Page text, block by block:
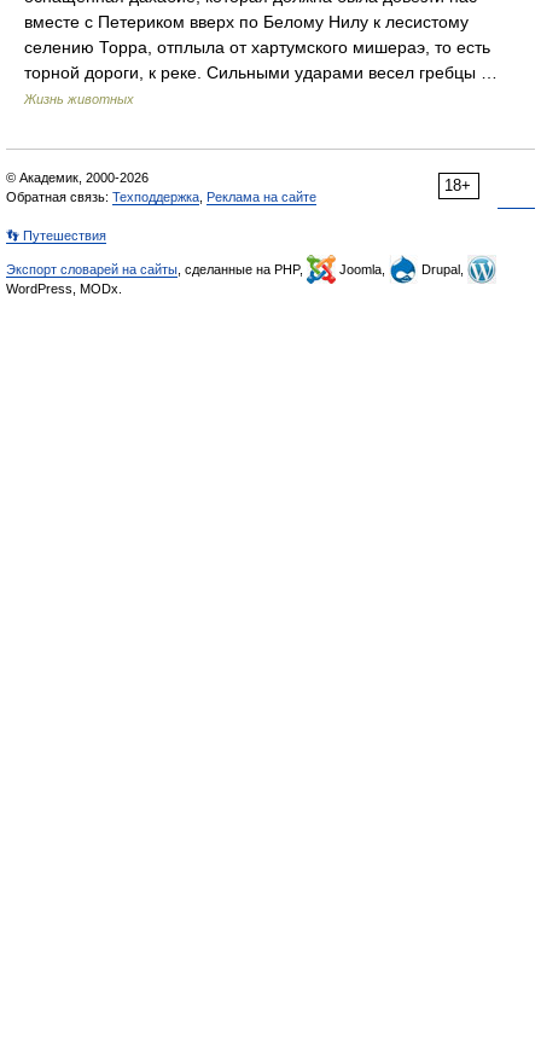
вместе с Петериком вверх по Белому Нилу к лесистому
селению Торра, отплыла от хартумского мишераэ, то есть
торной дороги, к реке. Сильными ударами весел гребцы …
Жизнь животных
18+
© Академик, 2000-2026
Обратная связь: Техподдержка Реклама на сайте
👣 Путешествия
Экспорт словарей на сайты , сделанные на PHP, Joomla,
Drupal,
WordPress, MODx.